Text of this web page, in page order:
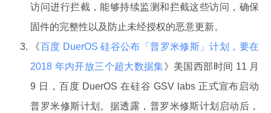
访问进行拦截，能够持续监测和拦截这些访问，确保
固件的完整性以及防止未经授权的恶意更新。
《百度 DuerOS 硅谷公布「普罗米修斯」计划，要在
2018 年内开放三个超大数据集》美国西部时间 11 月
9 日，百度 DuerOS 在硅谷 GSV labs 正式宣布启动
普罗米修斯计划。据透露，普罗米修斯计划启动后，